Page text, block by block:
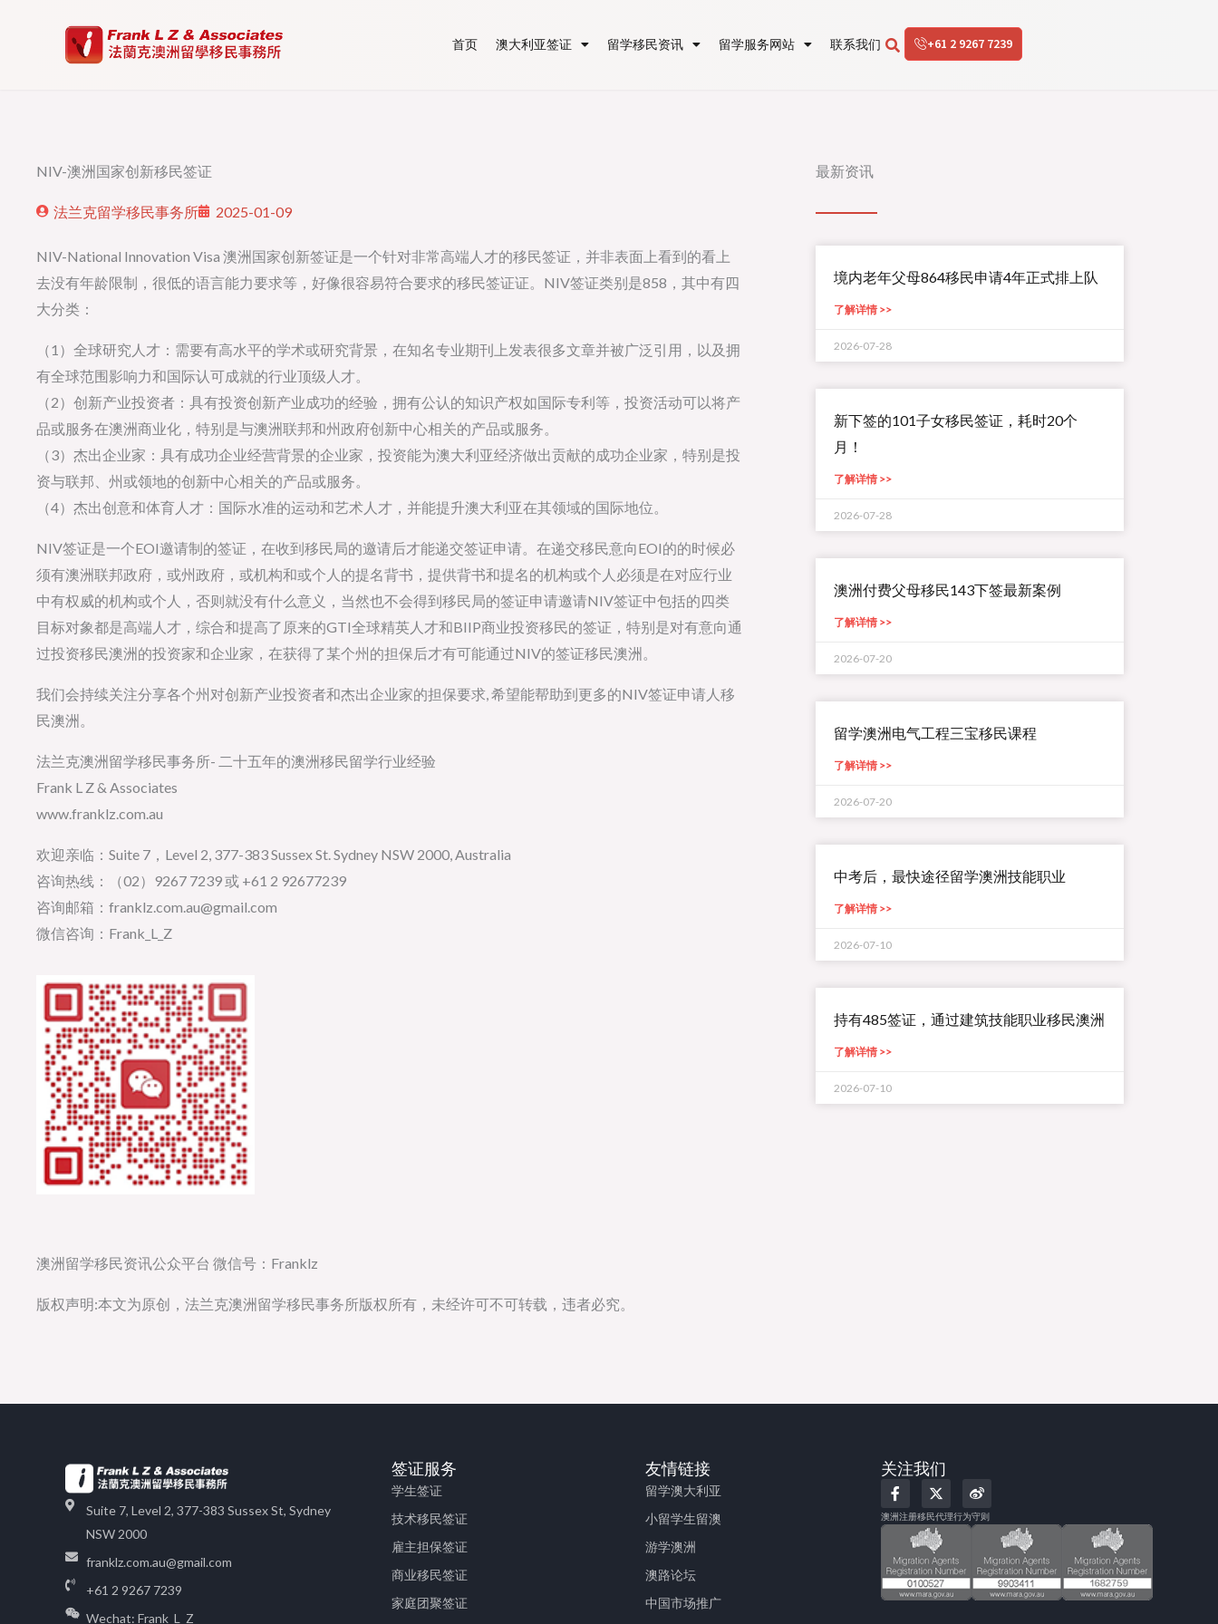
首页 澳大利亚签证 留学移民资讯 留学服务网站 联系我们 +61 2 9267 7239
NIV-澳洲国家创新移民签证
法兰克留学移民事务所 2025-01-09
NIV-National Innovation Visa 澳洲国家创新签证是一个针对非常高端人才的移民签证，并非表面上看到的看上
去没有年龄限制，很低的语言能力要求等，好像很容易符合要求的移民签证证。NIV签证类别是858，其中有四
大分类：
（1）全球研究人才：需要有高水平的学术或研究背景，在知名专业期刊上发表很多文章并被广泛引用，以及拥
有全球范围影响力和国际认可成就的行业顶级人才。
（2）创新产业投资者：具有投资创新产业成功的经验，拥有公认的知识产权如国际专利等，投资活动可以将产
品或服务在澳洲商业化，特别是与澳洲联邦和州政府创新中心相关的产品或服务。
（3）杰出企业家：具有成功企业经营背景的企业家，投资能为澳大利亚经济做出贡献的成功企业家，特别是投
资与联邦、州或领地的创新中心相关的产品或服务。
（4）杰出创意和体育人才：国际水准的运动和艺术人才，并能提升澳大利亚在其领域的国际地位。
NIV签证是一个EOI邀请制的签证，在收到移民局的邀请后才能递交签证申请。在递交移民意向EOI的的时候必
须有澳洲联邦政府，或州政府，或机构和或个人的提名背书，提供背书和提名的机构或个人必须是在对应行业
中有权威的机构或个人，否则就没有什么意义，当然也不会得到移民局的签证申请邀请NIV签证中包括的四类
目标对象都是高端人才，综合和提高了原来的GTI全球精英人才和BIIP商业投资移民的签证，特别是对有意向通
过投资移民澳洲的投资家和企业家，在获得了某个州的担保后才有可能通过NIV的签证移民澳洲。
我们会持续关注分享各个州对创新产业投资者和杰出企业家的担保要求, 希望能帮助到更多的NIV签证申请人移
民澳洲。
法兰克澳洲留学移民事务所- 二十五年的澳洲移民留学行业经验
Frank L Z & Associates
www.franklz.com.au
欢迎亲临：Suite 7，Level 2, 377-383 Sussex St. Sydney NSW 2000, Australia
咨询热线：（02）9267 7239 或 +61 2 92677239
咨询邮箱：franklz.com.au@gmail.com
微信咨询：Frank_L_Z
澳洲留学移民资讯公众平台 微信号：Franklz
版权声明:本文为原创，法兰克澳洲留学移民事务所版权所有，未经许可不可转载，违者必究。
最新资讯
境内老年父母864移民申请4年正式排上队
了解详情 >>
2026-07-28
新下签的101子女移民签证，耗时20个
月！
了解详情 >>
2026-07-28
澳洲付费父母移民143下签最新案例
了解详情 >>
2026-07-20
留学澳洲电气工程三宝移民课程
了解详情 >>
2026-07-20
中考后，最快途径留学澳洲技能职业
了解详情 >>
2026-07-10
持有485签证，通过建筑技能职业移民澳洲
了解详情 >>
2026-07-10
Suite 7, Level 2, 377-383 Sussex St, Sydney
NSW 2000
franklz.com.au@gmail.com
+61 2 9267 7239
Wechat: Frank_L_Z
签证服务
学生签证
技术移民签证
雇主担保签证
商业移民签证
家庭团聚签证
友情链接
留学澳大利亚
小留学生留澳
游学澳洲
澳路论坛
中国市场推广
关注我们
F
a
c
e
o
o
k
-
X
-
t
w
i
t
t
e
r
W
e
i
b
澳洲注册移民代理行为守则